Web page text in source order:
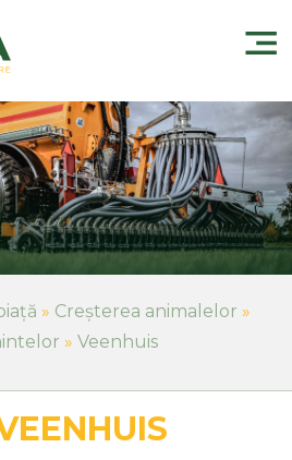
» Creșterea animalelor »
» Veenhuis